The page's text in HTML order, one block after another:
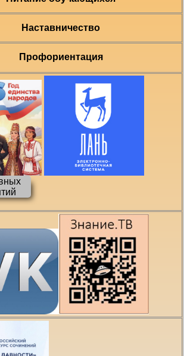
Наставничество
Профориентация